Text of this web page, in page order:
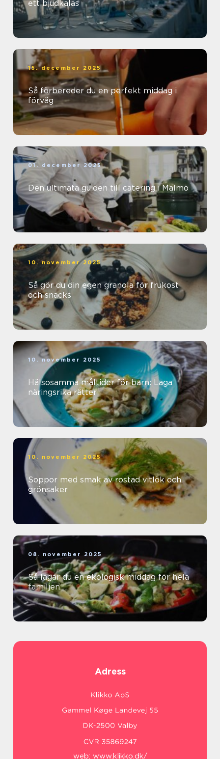
ett bjudkalas
15. december 2025
Så förbereder du en perfekt middag i
förväg
01. december 2025
Den ultimata guiden till catering i Malmö
10. november 2025
Så gör du din egen granola för frukost
och snacks
10. november 2025
Hälsosamma måltider för barn: Laga
näringsrika rätter
10. november 2025
Soppor med smak av rostad vitlök och
grönsaker
08. november 2025
Så lagar du en ekologisk middag för hela
familjen
Adress
web: www.klikko.dk/